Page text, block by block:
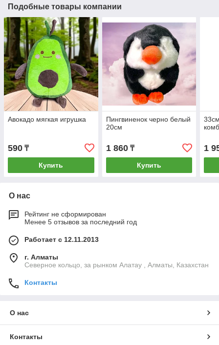
Подобные товары компании
Авокадо мягкая игрушка
590 ₸
Купить
Пингвиненок черно белый
20см
1 860₸
Купить
1
О нас
Рейтинг не сформирован
Менее 5 отзывов за последний год
Работает с 12.11.2013
г. Алматы
Северное кольцо, за рынком Алатау , Алматы, Казахстан
Контакты
О нас
Контакты